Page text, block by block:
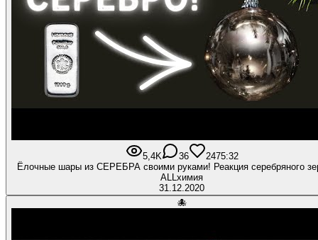
5,4K 36 2475:32
Ёлочные шары из СЕРЕБРА своими руками! Реакция серебряного
ALLхимия
31.12.2020
🐙